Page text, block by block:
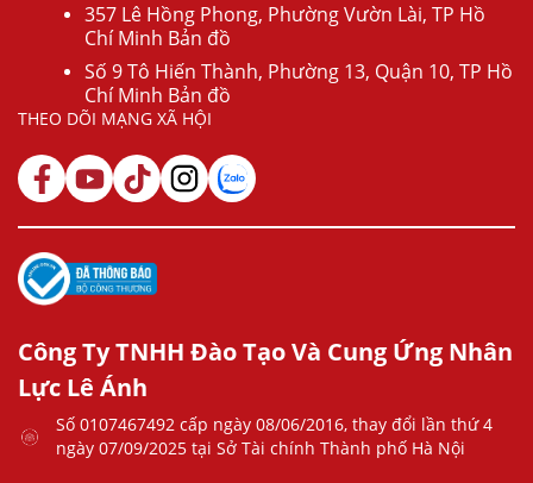
357 Lê Hồng Phong, Phường Vườn Lài, TP Hồ
Chí Minh Bản đồ
Số 9 Tô Hiến Thành, Phường 13, Quận 10, TP Hồ
Chí Minh Bản đồ
THEO DÕI MẠNG XÃ HỘI
Công Ty TNHH Đào Tạo Và Cung Ứng Nhân
Lực Lê Ánh
Số 0107467492 cấp ngày 08/06/2016, thay đổi lần thứ 4
ngày 07/09/2025 tại Sở Tài chính Thành phố Hà Nội